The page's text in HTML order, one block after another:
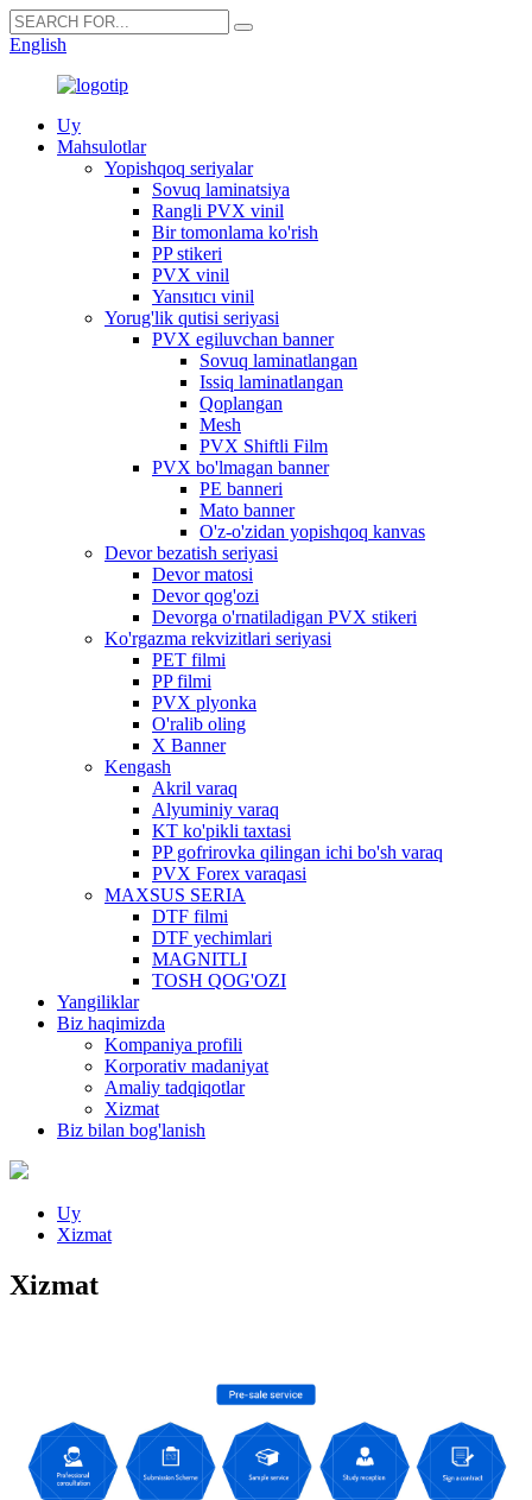
English
Uy
Mahsulotlar
Yopishqoq seriyalar
Sovuq laminatsiya
Rangli PVX vinil
Bir tomonlama ko'rish
PP stikeri
PVX vinil
Yansıtıcı vinil
Yorug'lik qutisi seriyasi
PVX egiluvchan banner
Sovuq laminatlangan
Issiq laminatlangan
Qoplangan
Mesh
PVX Shiftli Film
PVX bo'lmagan banner
PE banneri
Mato banner
O'z-o'zidan yopishqoq kanvas
Devor bezatish seriyasi
Devor matosi
Devor qog'ozi
Devorga o'rnatiladigan PVX stikeri
Ko'rgazma rekvizitlari seriyasi
PET filmi
PP filmi
PVX plyonka
O'ralib oling
X Banner
Kengash
Akril varaq
Alyuminiy varaq
KT ko'pikli taxtasi
PP gofrirovka qilingan ichi bo'sh varaq
PVX Forex varaqasi
MAXSUS SERIA
DTF filmi
DTF yechimlari
MAGNITLI
TOSH QOG'OZI
Yangiliklar
Biz haqimizda
Kompaniya profili
Korporativ madaniyat
Amaliy tadqiqotlar
Xizmat
Biz bilan bog'lanish
Uy
Xizmat
Xizmat